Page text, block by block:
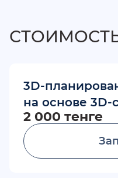
3D-
на основе 3D-
2 000 тенге